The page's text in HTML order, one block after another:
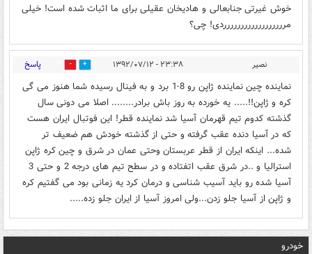
خوش غیرتی جنابعالی و هادیخان عقیلی برای ما اثبات شده است! خیلی
مرررررررررررررررررردی! چی؟
نصیر ۲۳:۳۸ - ۱۳۹۲/۰۷/۱۲ 0 پاسخ
نماینده چین نماینده ژاپن رو 8-1 برد و به فینال رسیده شما هنوز می گی
کره و ژاپن!!..... یه خورده به روز باش برادر........ اصلا می دونی سال
گذشته کدوم تیم قهرمان آسیا شد نماینده قطر! این فوتبال ایران هست
که در آسیا دنده عقب گرفته و حتی از گذشته خودش هم ضعیف تر
شده... اینکه ایران از قطر عربستان وحتی عمان در شرق و چین کره ژاپن
استرالیا و ..در شرق عقب اتفتاده و در سطح تیم های درجه 2 و حتی 3
آسیا شده رو باید آسیب شناسی و درمان کرد یه زمانی بود می گفتیم کره
و ژاپن از آسیا جلو زدن...ولی امروز آسیا از ایران جلو زده.....
خودرو